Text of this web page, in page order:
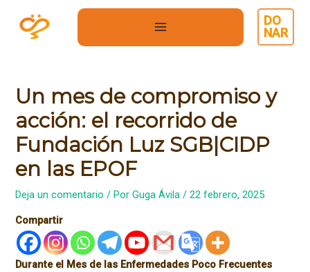
contenido
DO
NAR
Un mes de compromiso y
acción: el recorrido de
Fundación Luz SGB|CIDP
en las EPOF
Deja un comentario / PorGuga Ávila/22 febrero, 2025
Compartir
Durante el Mes de las Enfermedades Poco Frecuentes